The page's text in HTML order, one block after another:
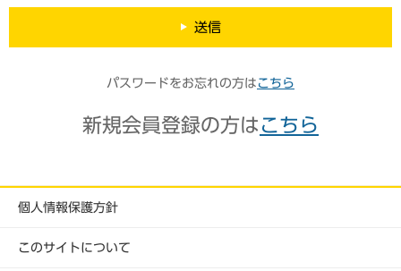
送信
パスワードをお忘れの方は こちら
新規会員登録の方は こちら
個人情報保護方針
このサイトについて